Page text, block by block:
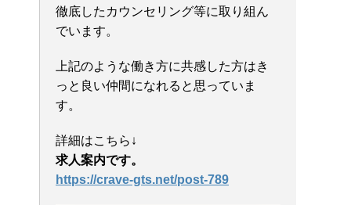
徹底したカウンセリング等に取り組ん
でいます。
上記のような働き方に共感した方はき
っと良い仲間になれると思っていま
す。
詳細はこちら↓
求人案内です。
https://crave-gts.net/post-789